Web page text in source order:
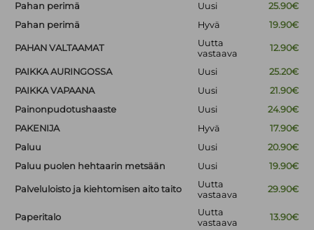
Pahan perimä
Uusi
25.90€
Pahan perimä
Hyvä 19.90€
PAHAN VALTAAMAT
Uutta
vastaava
12.90€
PAIKKA AURINGOSSA Uusi
25.20€
PAIKKA VAPAANA
Uusi
21.90€
Painonpudotushaaste
Uusi
24.90€
PAKENIJA
Hyvä
17.90€
Paluu
Uusi
20.90€
Paluu puolen hehtaarin metsään
Uusi 19.90€
Palveluloisto ja kiehtomisen aito taito
Uutta
vastaava
29.90€
Paperitalo
Uutta
vastaava
13.90€